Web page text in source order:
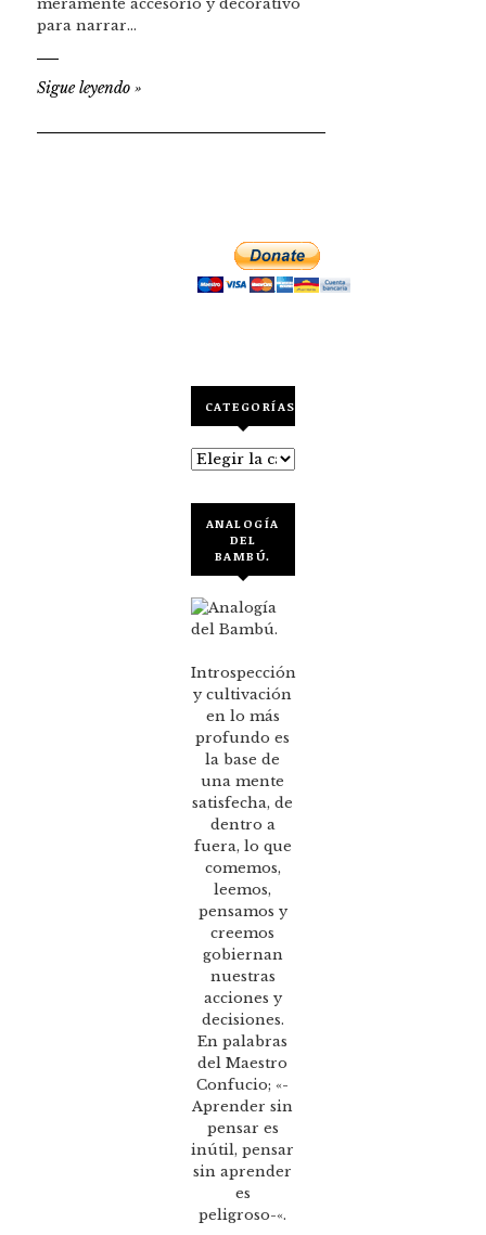
para narrar…
Sigue leyendo »
CATEGORÍAS
Categorías
ANALOGÍA
DEL
BAMBÚ.
Introspección
y cultivación
en lo más
profundo es
la base de
una mente
satisfecha, de
dentro a
fuera, lo que
comemos,
leemos,
pensamos y
creemos
gobiernan
nuestras
acciones y
decisiones.
En palabras
del Maestro
Confucio; «-
Aprender sin
pensar es
inútil, pensar
sin aprender
es
peligroso-«.